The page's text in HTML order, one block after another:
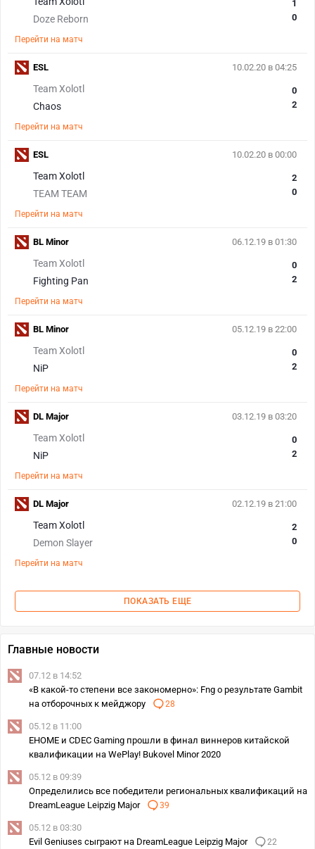
Doze Reborn
1
0
Перейти на матч
10.02.20 в 04:25
Team Xolotl
Chaos
0
2
Перейти на матч
ESL
10.02.20 в 00:00
Team Xolotl
TEAM TEAM
2
0
Перейти на матч
ESL
06.12.19 в 01:30
Team Xolotl
Fighting Pan
0
2
Перейти на матч
BL Minor
05.12.19 в 22:00
Team Xolotl
NiP
0
2
Перейти на матч
BL Minor
03.12.19 в 03:20
Team Xolotl
NiP
0
2
Перейти на матч
DL Major
02.12.19 в 21:00
Team Xolotl
Demon Slayer
2
0
Перейти на матч
DL Major
ПОКАЗАТЬ ЕЩЕ
Главные новости
07.12 в 14:52
«В какой-то степени все закономерно»: Fng о результате Gambit
на отборочных к мейджору
28
05.12 в 11:00
EHOME и CDEC Gaming прошли в финал виннеров китайской
квалификации на WePlay! Bukovel Minor 2020
05.12 в 09:39
Определились все победители региональных квалификаций на
DreamLeague Leipzig Major
39
05.12 в 03:30
Evil Geniuses сыграют на DreamLeague Leipzig Major
22